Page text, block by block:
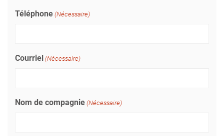
Téléphone (Nécessaire)
Courriel (Nécessaire)
Nom de compagnie (Nécessaire)